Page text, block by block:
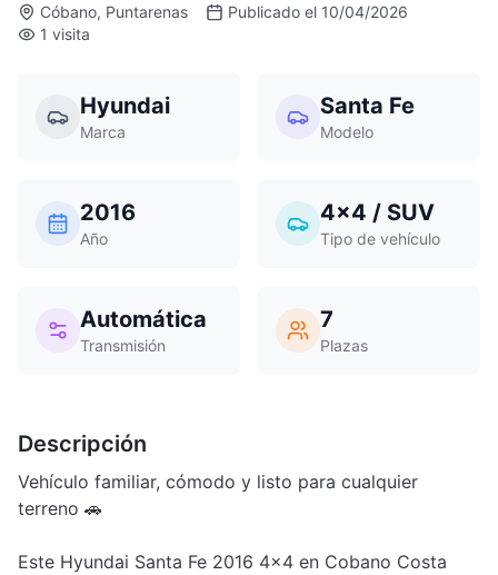
Cóbano, Puntarenas
Publicado el 10/04/2026
1 visita
Hyundai
Marca
Santa Fe
Modelo
2016
Año
4x4 / SUV
Tipo de vehículo
Automática
Transmisión
7
Plazas
Descripción
Vehículo familiar, cómodo y listo para cualquier
terreno 🚗
Este Hyundai Santa Fe 2016 4x4 en Cobano Costa